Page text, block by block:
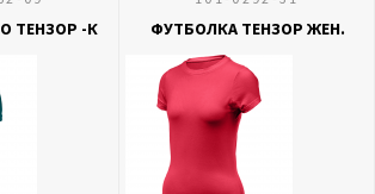
ТЕНЗОР -К ФУТБОЛКА ТЕНЗОР ЖЕН.